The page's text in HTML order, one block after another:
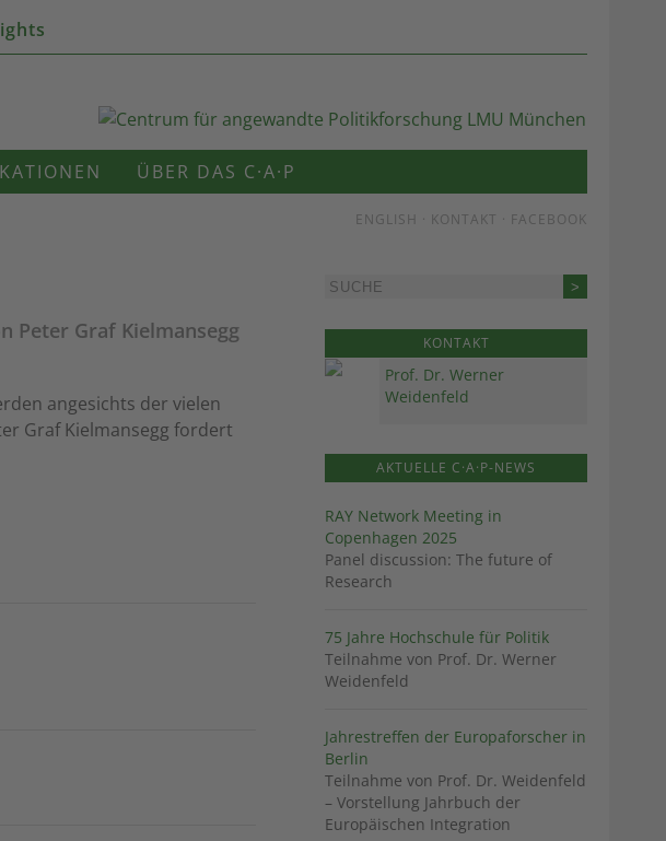
ÜBER DAS C·A·P
ENGLISH · KONTAKT · FACEBOOK
Peter Graf Kielmansegg
angesichts der vielen
Graf Kielmansegg fordert
KONTAKT
Prof. Dr. Werner
Weidenfeld
AKTUELLE C·A·P-NEWS
RAY Network Meeting in
Copenhagen 2025
Panel discussion: The future of
Research
75 Jahre Hochschule für Politik
Teilnahme von Prof. Dr. Werner
Weidenfeld
Jahrestreffen der Europaforscher in
Berlin
Teilnahme von Prof. Dr. Weidenfeld
– Vorstellung Jahrbuch der
Europäischen Integration